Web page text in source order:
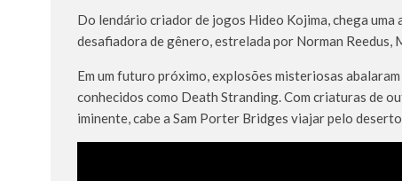
Do lendário criador de jogos Hideo Kojima, chega
desafiadora de gênero, estrelada por Norman Reedus,
Em um futuro próximo, explosões misteriosas
conhecidos como Death Stranding. Com criaturas de
iminente, cabe a Sam Porter Bridges viajar pelo